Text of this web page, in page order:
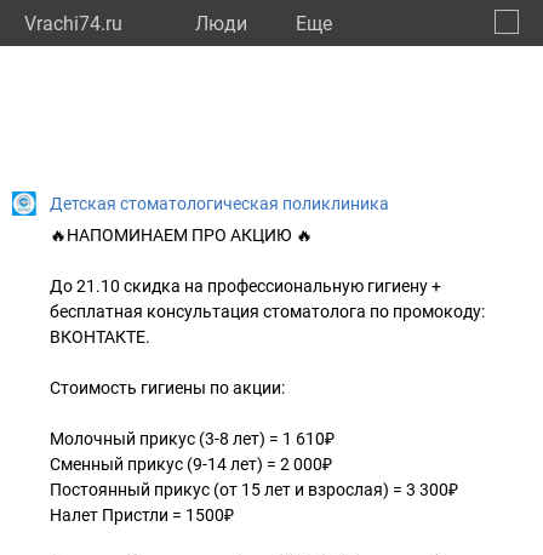
Vrachi74.ru Люди Eще
Детская стоматологическая поликлиника
🔥НАПОМИНАЕМ ПРО АКЦИЮ 🔥
До 21.10 скидка на профессиональную гигиену +
бесплатная консультация стоматолога по промокоду:
ВКОНТАКТЕ.
Стоимость гигиены по акции:
Молочный прикус (3-8 лет) = 1 610₽
Сменный прикус (9-14 лет) = 2 000₽
Постоянный прикус (от 15 лет и взрослая) = 3 300₽
Налет Пристли = 1500₽